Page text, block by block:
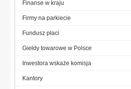
Finanse w kraju
Firmy na parkiecie
Fundusz płaci
Giełdy towarowe w Polsce
Inwestora wskaże komisja
Kantory